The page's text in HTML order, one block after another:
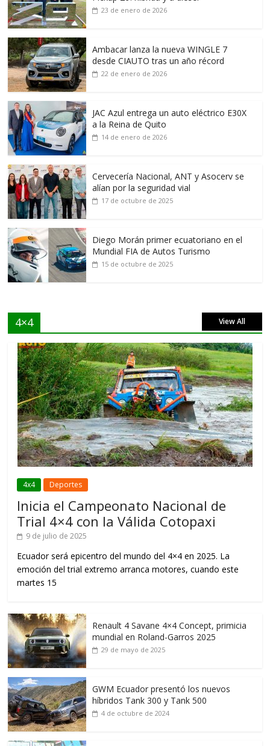
23 de enero de 2026
Ambacar lanza la nueva WINGLE 7
desde CIAUTO tras un año récord
22 de enero de 2026
JAC Azul entrega un auto eléctrico E30X
a la Reina de Quito
14 de enero de 2026
Cervecería Nacional, ANT y Asocerv se
alían por la seguridad vial
17 de octubre de 2025
Diego Morán primer ecuatoriano en el
Mundial FIA de Autos Turismo
15 de octubre de 2025
4×4 View All
4x4 Deportes
Inicia el Campeonato Nacional de
Trial 4×4 con la Válida Cotopaxi
9 de julio de 2025
Ecuador será epicentro del mundo del 4×4 en 2025. La
emoción del trial extremo arranca motores, cuando este
martes 15
Renault 4 Savane 4×4 Concept, primicia
mundial en Roland-Garros 2025
29 de mayo de 2025
GWM Ecuador presentó los nuevos
híbridos Tank 300 y Tank 500
4 de octubre de 2024